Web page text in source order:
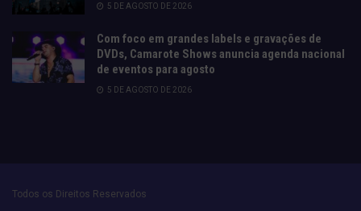
5 DE AGOSTO DE 2026
Com foco em grandes labels e gravações de
DVDs, Camarote Shows anuncia agenda nacional
de eventos para agosto
5 DE AGOSTO DE 2026
Todos os Direitos Reservados